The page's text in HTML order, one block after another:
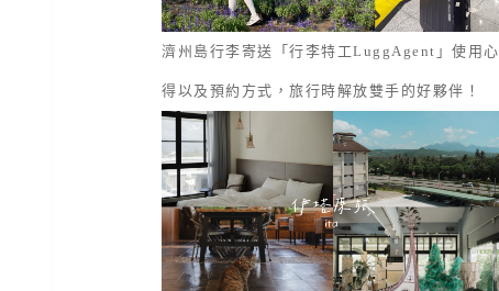
濟州島行李寄送「行李特工LuggAgent」使用心
得以及預約方式，旅行時解放雙手的好夥伴！